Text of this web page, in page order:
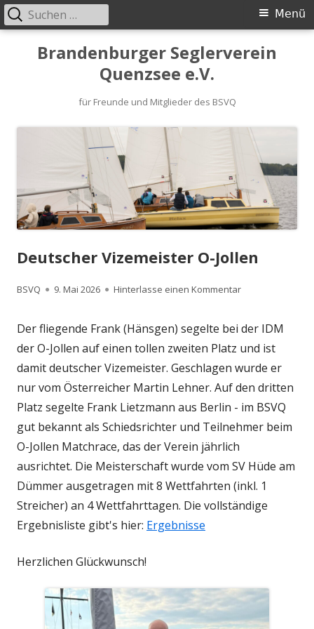
Brandenburger Seglerverein
Quenzsee e.V.
für Freunde und Mitglieder des BSVQ
Primäres
Menü
Menü
Suchen
nach:
Deutscher Vizemeister O-Jollen
Autor
BSVQ
Veröffentlicht
9. Mai 2026 Hinterlasse einen Kommentarzu Deutscher
Der fliegende Frank (Hänsgen) segelte bei der IDM
der O-Jollen auf einen tollen zweiten Platz und ist
damit deutscher Vizemeister. Geschlagen wurde er
nur vom Österreicher Martin Lehner. Auf den dritten
Platz segelte Frank Lietzmann aus Berlin - im BSVQ
gut bekannt als Schiedsrichter und Teilnehmer beim
O-Jollen Matchrace, das der Verein jährlich
ausrichtet. Die Meisterschaft wurde vom SV Hüde am
Dümmer ausgetragen mit 8 Wettfahrten (inkl. 1
Streicher) an 4 Wettfahrttagen. Die vollständige
Ergebnisliste gibt's hier: Ergebnisse
Herzlichen Glückwunsch!